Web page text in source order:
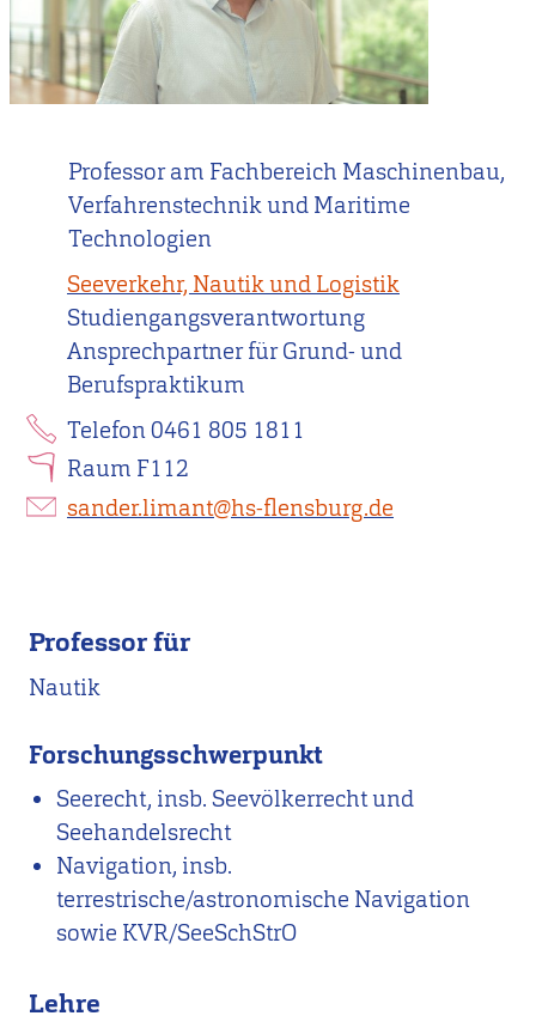
Professor am Fachbereich Maschinenbau,
Verfahrenstechnik und Maritime
Technologien
Seeverkehr, Nautik und Logistik
Studiengangsverantwortung
Ansprechpartner für Grund- und
Berufspraktikum
Telefon 0461 805 1811
Raum F112
sander.limant@hs-flensburg.de
Professor für
Nautik
Forschungsschwerpunkt
Seerecht, insb. Seevölkerrecht und
Seehandelsrecht
Navigation, insb.
terrestrische/astronomische Navigation
sowie KVR/SeeSchStrO
Lehre